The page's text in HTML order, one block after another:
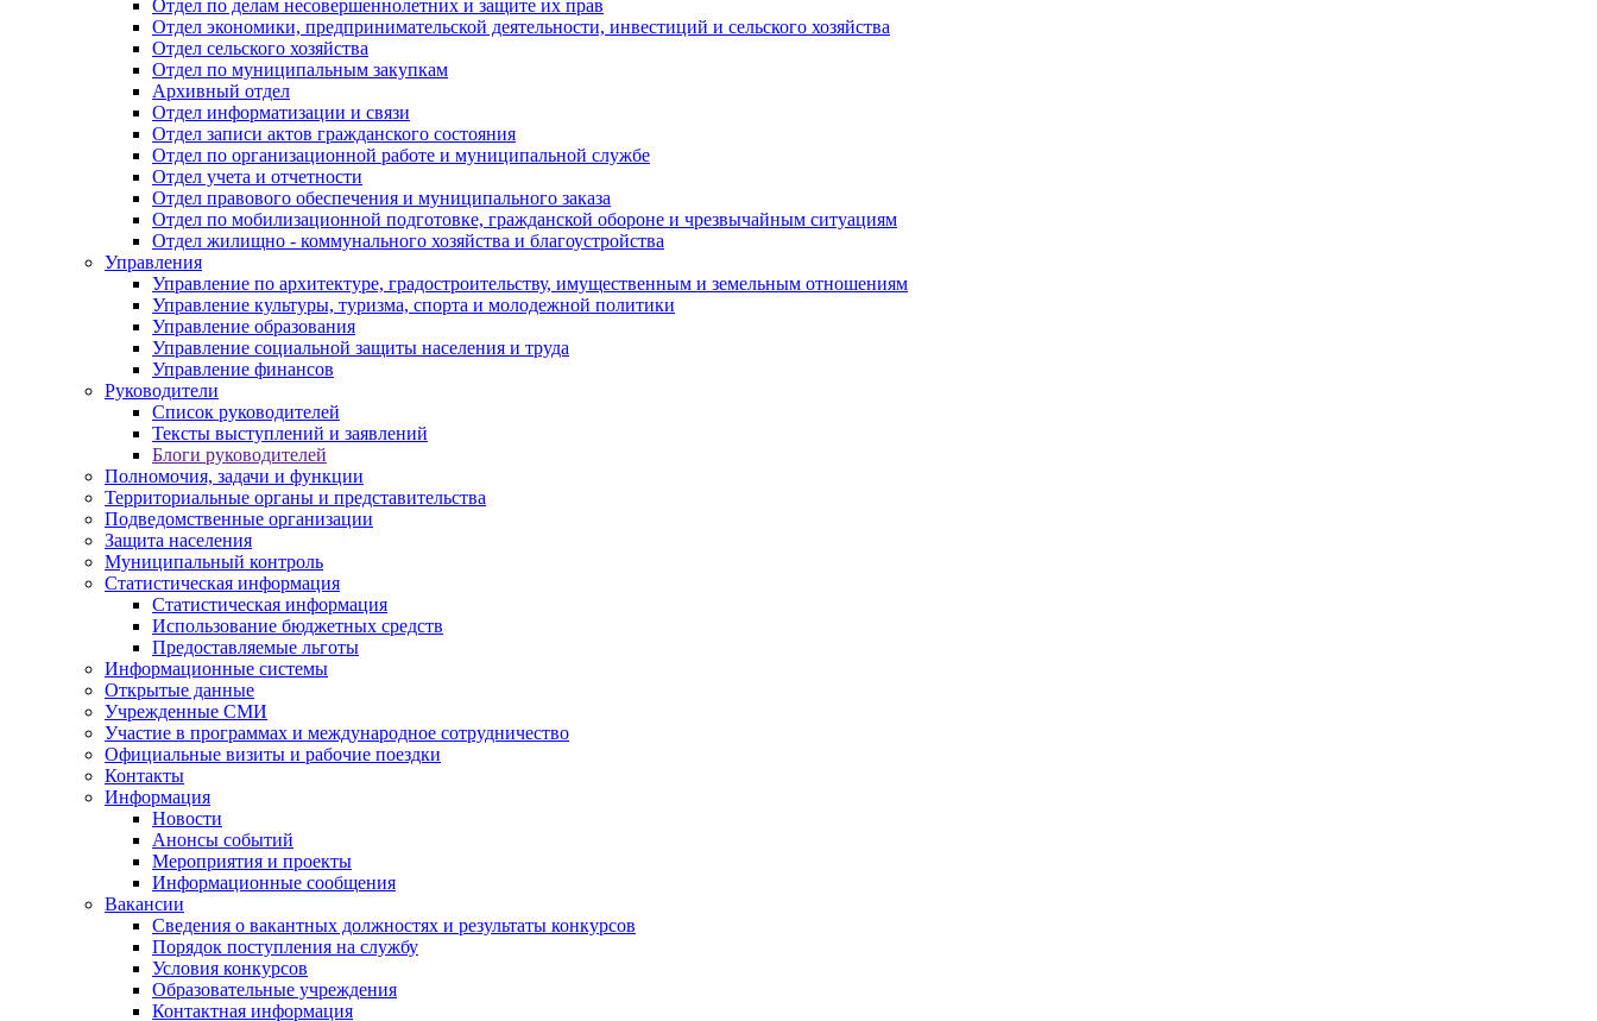
Отдел по делам несовершеннолетних и защите их прав
Отдел экономики, предпринимательской деятельности, инвестиций и сельского хозяйства
Отдел сельского хозяйства
Отдел по муниципальным закупкам
Архивный отдел
Отдел информатизации и связи
Отдел записи актов гражданского состояния
Отдел по организационной работе и муниципальной службе
Отдел учета и отчетности
Отдел правового обеспечения и муниципального заказа
Отдел по мобилизационной подготовке, гражданской обороне и чрезвычайным ситуациям
Отдел жилищно - коммунального хозяйства и благоустройства
Управления
Управление по архитектуре, градостроительству, имущественным и земельным отношениям
Управление культуры, туризма, спорта и молодежной политики
Управление образования
Управление социальной защиты населения и труда
Управление финансов
Руководители
Список руководителей
Тексты выступлений и заявлений
Блоги руководителей
Полномочия, задачи и функции
Территориальные органы и представительства
Подведомственные организации
Защита населения
Муниципальный контроль
Статистическая информация
Статистическая информация
Использование бюджетных средств
Предоставляемые льготы
Информационные системы
Открытые данные
Учрежденные СМИ
Участие в программах и международное сотрудничество
Официальные визиты и рабочие поездки
Контакты
Информация
Новости
Анонсы событий
Мероприятия и проекты
Информационные сообщения
Вакансии
Сведения о вакантных должностях и результаты конкурсов
Порядок поступления на службу
Условия конкурсов
Образовательные учреждения
Контактная информация